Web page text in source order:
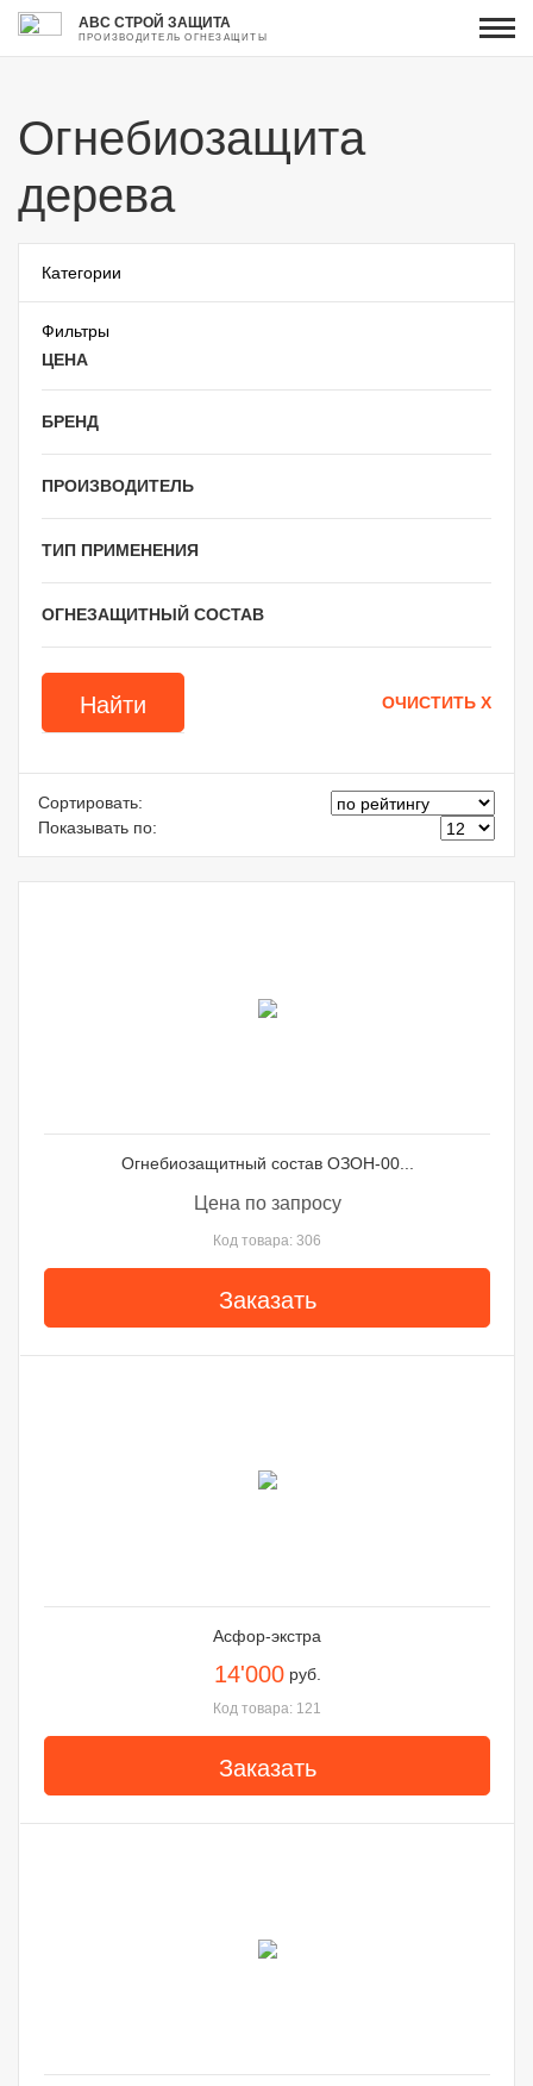
АВС СТРОЙ ЗАЩИТА
ПРОИЗВОДИТЕЛЬ ОГНЕЗАЩИТЫ
Огнебиозащита
дерева
Категории
Фильтры
ЦЕНА
БРЕНД
ПРОИЗВОДИТЕЛЬ
ТИП ПРИМЕНЕНИЯ
ОГНЕЗАЩИТНЫЙ СОСТАВ
Сортировать:
Показывать по:
Огнебиозащитный состав ОЗОН-00...
Цена по запросу
Код товара: 306
Заказать
Асфор-экстра
14'000 руб.
Код товара: 121
Заказать